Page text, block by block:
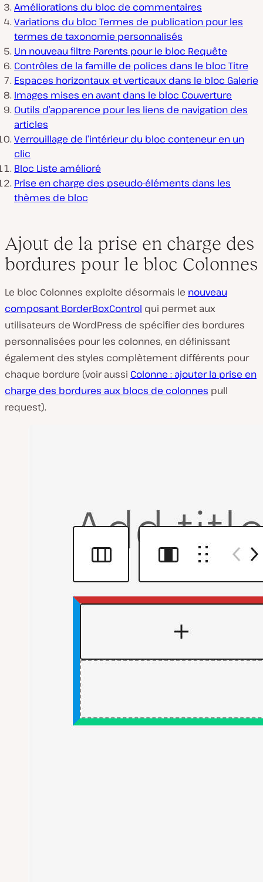
Améliorations du bloc de commentaires
Variations du bloc Termes de publication pour les
termes de taxonomie personnalisés
Un nouveau filtre Parents pour le bloc Requête
Contrôles de la famille de polices dans le bloc Titre
Espaces horizontaux et verticaux dans le bloc Galerie
Images mises en avant dans le bloc Couverture
Outils d’apparence pour les liens de navigation des
articles
Verrouillage de l’intérieur du bloc conteneur en un
clic
Bloc Liste amélioré
Prise en charge des pseudo-éléments dans les
thèmes de bloc
Ajout de la prise en charge des
bordures pour le bloc Colonnes
Le bloc Colonnes exploite désormais le nouveau
composant BorderBoxControl qui permet aux
utilisateurs de WordPress de spécifier des bordures
personnalisées pour les colonnes, en définissant
également des styles complètement différents pour
chaque bordure (voir aussi Colonne : ajouter la prise en
charge des bordures aux blocs de colonnes pull
request).